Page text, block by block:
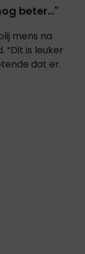
beter..."
mens na
“Dit is leuker
dat er